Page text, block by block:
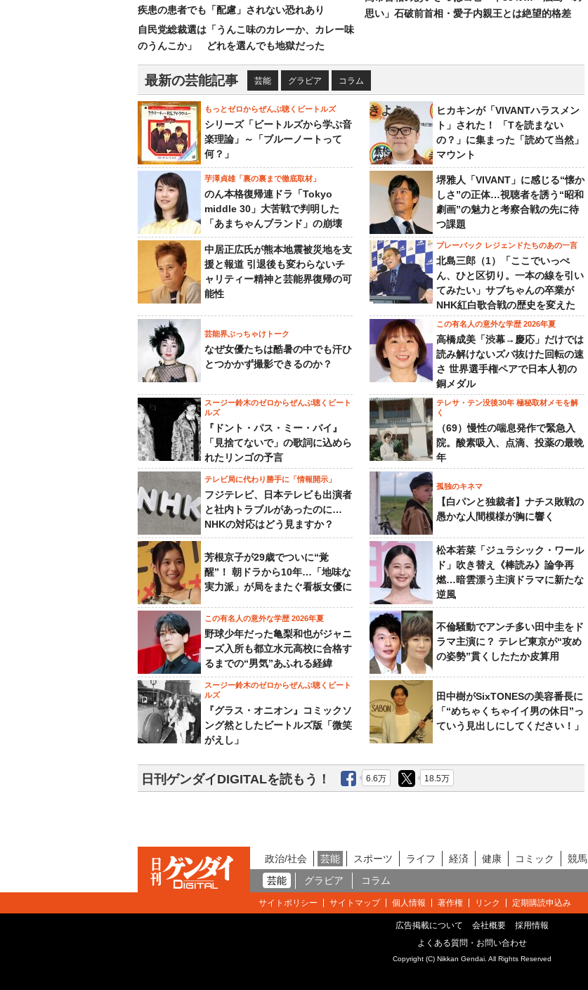
疾患の患者でも「配慮」されない恐れあり
自民党総裁選は「うんこ味のカレーか、カレー味
のうんこか」 どれを選んでも地獄だった
思い」石破前首相・愛子内親王とは絶望的格差
最新の芸能記事 芸能 グラビア コラム
もっとゼロからぜんぶ聴くビートルズ
シリーズ「ビートルズから学ぶ音
楽理論」～「ブルーノートって
何？」
ヒカキンが「VIVANTハラスメン
ト」された！ 「Tを読まない
の？」に集まった「読めて当然」
マウント
芋澤貞雄「裏の裏まで徹底取材」
のん本格復帰連ドラ「Tokyo
middle 30」大苦戦で判明した
「あまちゃんブランド」の崩壊
堺雅人「VIVANT」に感じる“懐か
しさ”の正体…視聴者を誘う“昭和
劇画”の魅力と考察合戦の先に待
つ課題
中居正広氏が熊本地震被災地を支
援と報道 引退後も変わらないチ
ャリティー精神と芸能界復帰の可
能性
プレーバック レジェンドたちのあの一言
北島三郎（1）「ここでいっぺ
ん、ひと区切り。一本の線を引い
てみたい」サブちゃんの卒業が
NHK紅白歌合戦の歴史を変えた
芸能界ぶっちゃけトーク
なぜ女優たちは酷暑の中でも汗ひ
とつかかず撮影できるのか？
この有名人の意外な学歴 2026年夏
高橋成美「渋幕→慶応」だけでは
読み解けないズバ抜けた回転の速
さ 世界選手権ペアで日本人初の
銅メダル
スージー鈴木のゼロからぜんぶ聴くビート
ルズ
『ドント・パス・ミー・バイ』
「見捨てないで」の歌詞に込めら
れたリンゴの予言
テレサ・テン没後30年 極秘取材メモを解
く
（69）慢性の喘息発作で緊急入
院。酸素吸入、点滴、投薬の最晩
年
テレビ局に代わり勝手に「情報開示」
フジテレビ、日本テレビも出演者
と社内トラブルがあったのに…
NHKの対応はどう見ますか？
孤独のキネマ
【白パンと独裁者】ナチス敗戦の
愚かな人間模様が胸に響く
芳根京子が29歳でついに“覚
醒”！ 朝ドラから10年…「地味な
実力派」が局をまたぐ看板女優に
松本若菜「ジュラシック・ワール
ド」吹き替え《棒読み》論争再
燃…暗雲漂う主演ドラマに新たな
逆風
この有名人の意外な学歴 2026年夏
野球少年だった亀梨和也がジャニ
ーズ入所も都立水元高校に合格す
るまでの“男気”あふれる経緯
不倫騒動でアンチ多い田中圭をド
ラマ主演に？ テレビ東京が“攻め
の姿勢”貫くしたたか皮算用
スージー鈴木のゼロからぜんぶ聴くビート
ルズ
『グラス・オニオン』コミックソ
ング然としたビートルズ版「微笑
がえし」
田中樹がSixTONESの美容番長に
「“めちゃくちゃイイ男の休日”っ
ていう見出しにしてください！」
日刊ゲンダイDIGITALを読もう！ 6.6万 18.5万
政治/社会 芸能 スポーツ ライフ 経済 健康 コミック 競馬
芸能
グラビア コラム
サイトポリシー サイトマップ 個人情報 著作権 リンク 定期購読申込み
広告掲載について 会社概要
採用情報
よくある質問・お問い合わせ
Copyright (C) Nikkan Gendai. All Rights Reserved